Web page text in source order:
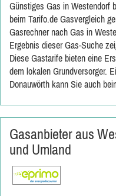
Günstiges Gas in Westendorf
beim Tarifo.de Gasvergleich
Gasrechner nach Gas in
Ergebnis dieser Gas-Suche
Diese Gastarife bieten eine
dem lokalen Grundversorger.
Donauwörth kann Sie auch
Gasanbieter aus
und Umland